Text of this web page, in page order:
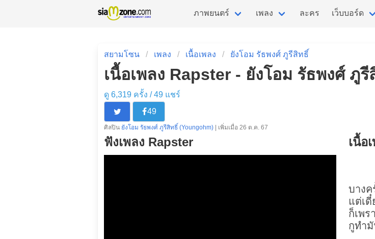
ภาพยนตร์ เพลง ละคร เว็บบอร์ด
สยามโซน เพลง เนื้อเพลง ยังโอม รัธพงศ์ ภูรีสิทธิ์
เนื้อเพลง Rapster - ยังโอม รัธพงศ์ ภู
ดู 6,319 ครั้ง /49 แชร์
49
ศิลปิน ยังโอม รัธพงศ์ ภูรีสิทธิ์ (Youngohm) | เพิ่มเมื่อ 26 ต.ค. 67
ฟังเพลง Rapster เนื้อ
บางค
แต่เ
ก็เพร
กูทำ